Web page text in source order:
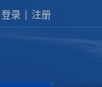
登录 | 注册